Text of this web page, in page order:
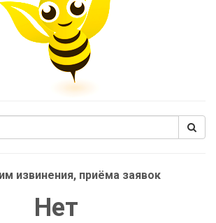
извинения, приёма заявок
Нет